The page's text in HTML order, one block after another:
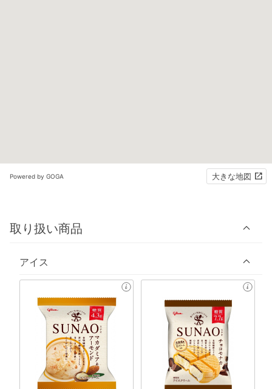
Powered by GOGA 大きな地図
取り扱い商品
アイス